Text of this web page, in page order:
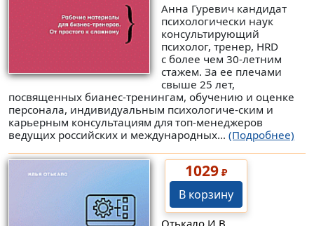
Анна Гуревич кандидат
психологически наук
консультирующий
психолог, тренер, HRD
с более чем 30-летним
стажем. За ее плечами
свыше 25 лет,
посвященных бианес-тренингам, обучению и оценке
персонала, индивидуальным психологиче-ским и
карьерным консультациям для топ-менеджеров
ведущих российских и международных... (Подробнее)
1029₽
В корзину